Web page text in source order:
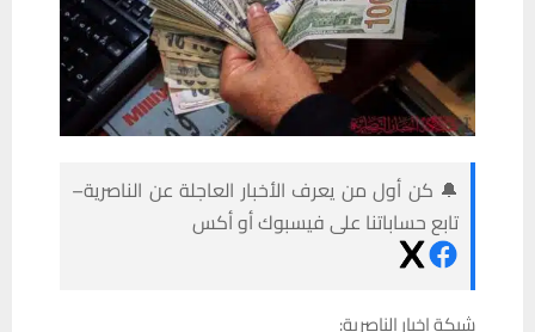
🔔 كن أول من يعرف الأخبار العاجلة عن الناصرية–
تابع حساباتنا على فيسبوك أو أكس
شبكة اخبار الناصرية: